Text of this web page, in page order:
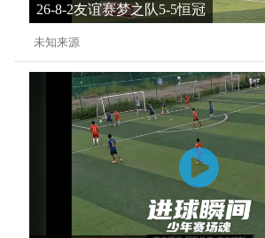
26-8-2友谊赛梦之队5-5恒冠
未知来源